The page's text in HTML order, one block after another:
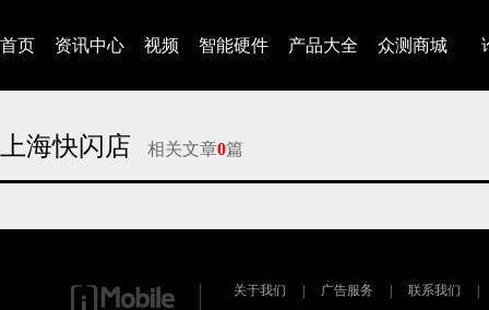
首页 资讯中心 视频 智能硬件 产品大全 众测商城
上海快闪店 相关文章0篇
关于我们 广告服务 联系我们